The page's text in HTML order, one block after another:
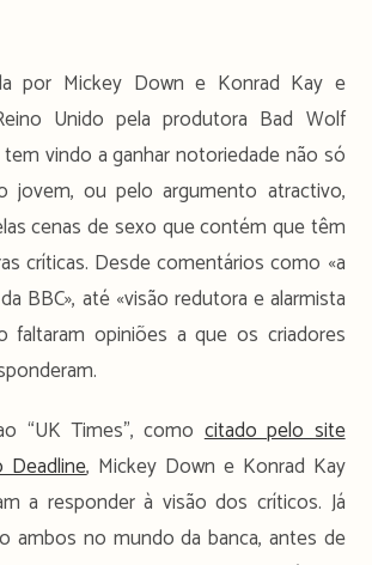
por Mickey Down e Konrad Kay e
Unido pela produtora Bad Wolf
tem vindo a ganhar notoriedade não só
jovem, ou pelo argumento atractivo,
cenas de sexo que contém que têm
críticas. Desde comentários como «a
da BBC», até «visão redutora e alarmista
faltaram opiniões a que os criadores
“UK Times”, comocitado pelo site
Deadline, Mickey Down e Konrad Kay
a responder à visão dos críticos. Já
ambos no mundo da banca, antes de